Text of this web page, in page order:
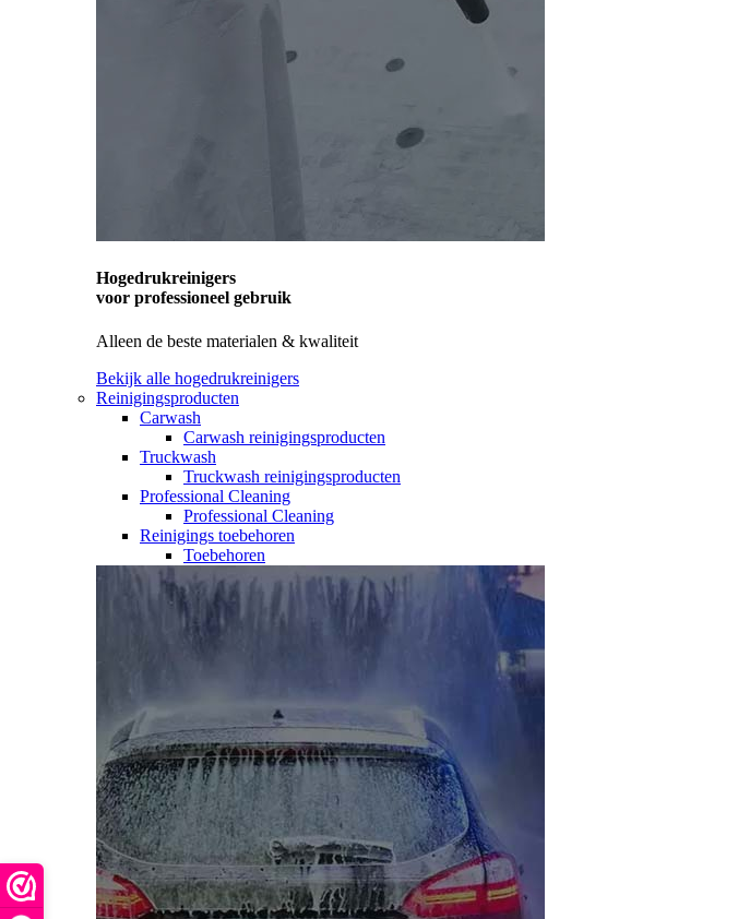
Hogedrukreinigers
voor professioneel gebruik
Alleen de beste materialen & kwaliteit
Bekijk alle hogedrukreinigers
Reinigingsproducten
Carwash
Carwash reinigingsproducten
Truckwash
Truckwash reinigingsproducten
Professional Cleaning
Professional Cleaning
Reinigings toebehoren
Toebehoren